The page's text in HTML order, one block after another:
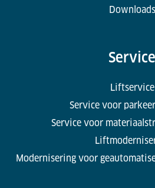
Downloads
Service
Liftservice
Service voor
Service voor
Modernisering voor